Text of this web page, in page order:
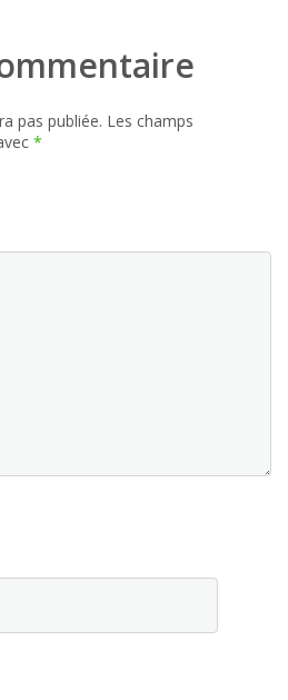
pas publiée. Les champs
*